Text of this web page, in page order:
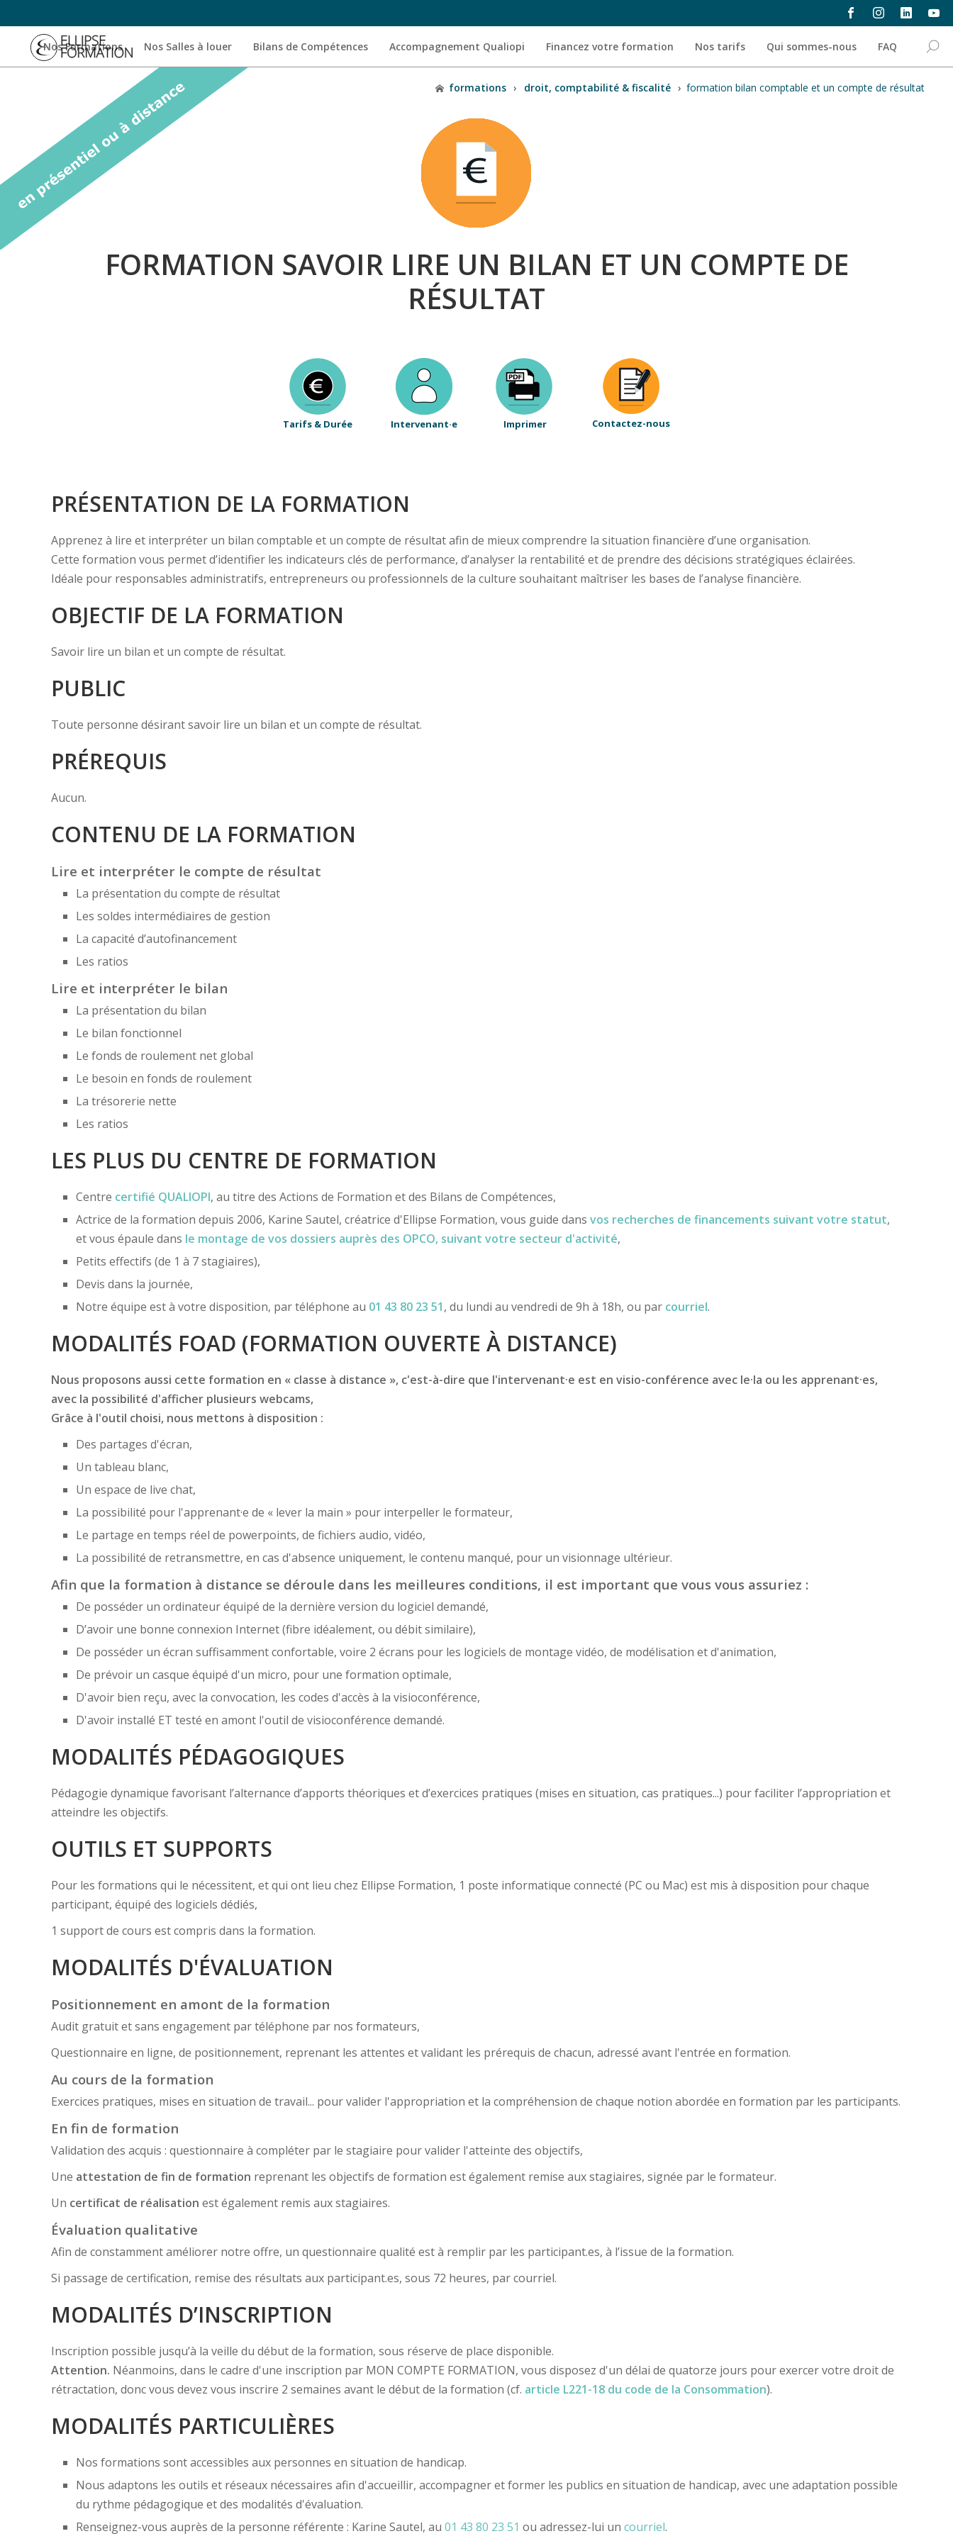
Nos Formations Nos Salles à louer Bilans de Compétences Accompagnement Qualiopi Financez votre formation Nos tarifs Qui sommes-nous FAQ
formations › droit, comptabilité & fiscalité › formation bilan comptable et un compte de résultat
FORMATION SAVOIR LIRE UN BILAN ET UN COMPTE DE
RÉSULTAT
Tarifs & Durée Intervenant·e Imprimer Contactez-nous
PRÉSENTATION DE LA FORMATION
Apprenez à lire et interpréter un bilan comptable et un compte de résultat afin de mieux comprendre la situation financière d’une organisation.
Cette formation vous permet d’identifier les indicateurs clés de performance, d’analyser la rentabilité et de prendre des décisions stratégiques éclairées.
Idéale pour responsables administratifs, entrepreneurs ou professionnels de la culture souhaitant maîtriser les bases de l’analyse financière.
OBJECTIF DE LA FORMATION
Savoir lire un bilan et un compte de résultat.
PUBLIC
Toute personne désirant savoir lire un bilan et un compte de résultat.
PRÉREQUIS
Aucun.
CONTENU DE LA FORMATION
Lire et interpréter le compte de résultat
La présentation du compte de résultat
Les soldes intermédiaires de gestion
La capacité d’autofinancement
Les ratios
Lire et interpréter le bilan
La présentation du bilan
Le bilan fonctionnel
Le fonds de roulement net global
Le besoin en fonds de roulement
La trésorerie nette
Les ratios
LES PLUS DU CENTRE DE FORMATION
Centre certifié QUALIOPI, au titre des Actions de Formation et des Bilans de Compétences,
Actrice de la formation depuis 2006, Karine Sautel, créatrice d'Ellipse Formation, vous guide dans vos recherches de financements suivant votre statut,
et vous épaule dans le montage de vos dossiers auprès des OPCO, suivant votre secteur d'activité,
Petits effectifs (de 1 à 7 stagiaires),
Devis dans la journée,
Notre équipe est à votre disposition, par téléphone au 01 43 80 23 51, du lundi au vendredi de 9h à 18h, ou par courriel.
MODALITÉS FOAD (FORMATION OUVERTE À DISTANCE)
Nous proposons aussi cette formation en « classe à distance », c'est-à-dire que l'intervenant·e est en visio-conférence avec le·la ou les apprenant·es,
avec la possibilité d'afficher plusieurs webcams,
Grâce à l'outil choisi, nous mettons à disposition :
Des partages d'écran,
Un tableau blanc,
Un espace de live chat,
La possibilité pour l'apprenant·e de « lever la main » pour interpeller le formateur,
Le partage en temps réel de powerpoints, de fichiers audio, vidéo,
La possibilité de retransmettre, en cas d'absence uniquement, le contenu manqué, pour un visionnage ultérieur.
Afin que la formation à distance se déroule dans les meilleures conditions, il est important que vous vous assuriez :
De posséder un ordinateur équipé de la dernière version du logiciel demandé,
D’avoir une bonne connexion Internet (fibre idéalement, ou débit similaire),
De posséder un écran suffisamment confortable, voire 2 écrans pour les logiciels de montage vidéo, de modélisation et d'animation,
De prévoir un casque équipé d'un micro, pour une formation optimale,
D'avoir bien reçu, avec la convocation, les codes d'accès à la visioconférence,
D'avoir installé ET testé en amont l'outil de visioconférence demandé.
MODALITÉS PÉDAGOGIQUES
Pédagogie dynamique favorisant l’alternance d’apports théoriques et d’exercices pratiques (mises en situation, cas pratiques...) pour faciliter l’appropriation et
atteindre les objectifs.
OUTILS ET SUPPORTS
Pour les formations qui le nécessitent, et qui ont lieu chez Ellipse Formation, 1 poste informatique connecté (PC ou Mac) est mis à disposition pour chaque
participant, équipé des logiciels dédiés,
1 support de cours est compris dans la formation.
MODALITÉS D'ÉVALUATION
Positionnement en amont de la formation
Audit gratuit et sans engagement par téléphone par nos formateurs,
Questionnaire en ligne, de positionnement, reprenant les attentes et validant les prérequis de chacun, adressé avant l'entrée en formation.
Au cours de la formation
Exercices pratiques, mises en situation de travail... pour valider l'appropriation et la compréhension de chaque notion abordée en formation par les participants.
En fin de formation
Validation des acquis : questionnaire à compléter par le stagiaire pour valider l'atteinte des objectifs,
Une attestation de fin de formation reprenant les objectifs de formation est également remise aux stagiaires, signée par le formateur.
Un certificat de réalisation est également remis aux stagiaires.
Évaluation qualitative
Afin de constamment améliorer notre offre, un questionnaire qualité est à remplir par les participant.es, à l’issue de la formation.
Si passage de certification, remise des résultats aux participant.es, sous 72 heures, par courriel.
MODALITÉS D’INSCRIPTION
Inscription possible jusqu’à la veille du début de la formation, sous réserve de place disponible.
Attention. Néanmoins, dans le cadre d'une inscription par MON COMPTE FORMATION, vous disposez d'un délai de quatorze jours pour exercer votre droit de
rétractation, donc vous devez vous inscrire 2 semaines avant le début de la formation (cf. article L221-18 du code de la Consommation).
MODALITÉS PARTICULIÈRES
Nos formations sont accessibles aux personnes en situation de handicap.
Nous adaptons les outils et réseaux nécessaires afin d'accueillir, accompagner et former les publics en situation de handicap, avec une adaptation possible
du rythme pédagogique et des modalités d'évaluation.
Renseignez-vous auprès de la personne référente : Karine Sautel, au 01 43 80 23 51 ou adressez-lui un courriel.